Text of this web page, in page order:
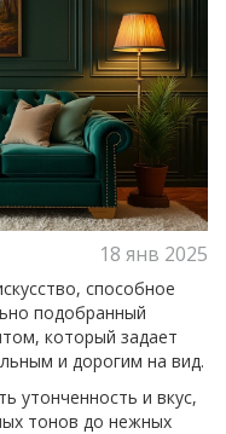
18 янв 2025
способное
подобранный
который задает
и дорогим на вид.
утонченность и вкус,
тонов до нежных